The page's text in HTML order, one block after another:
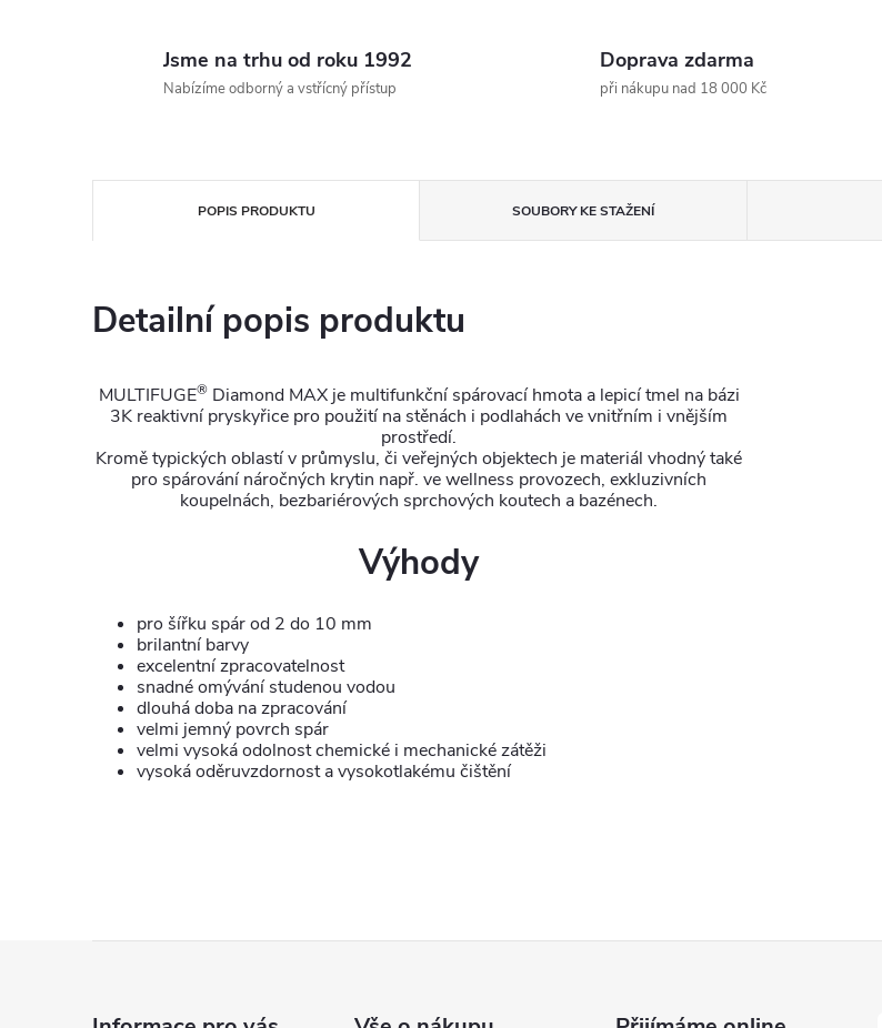
Jsme na trhu od roku 1992
Nabízíme odborný a vstřícný přístup
Doprava zdarma
při nákupu nad 18 000 Kč
POPIS PRODUKTU SOUBORY KE STAŽENÍ
Detailní popis produktu
MULTIFUGE® Diamond MAX je multifunkční spárovací hmota a lepicí tmel na bázi
3K reaktivní pryskyřice pro použití na stěnách i podlahách ve vnitřním i vnějším
prostředí.
Kromě typických oblastí v průmyslu, či veřejných objektech je materiál vhodný také
pro spárování náročných krytin např. ve wellness provozech, exkluzivních
koupelnách, bezbariérových sprchových koutech a bazénech.
Výhody
pro šířku spár od 2 do 10 mm
brilantní barvy
excelentní zpracovatelnost
snadné omývání studenou vodou
dlouhá doba na zpracování
velmi jemný povrch spár
velmi vysoká odolnost chemické i mechanické zátěži
vysoká oděruvzdornost a vysokotlakému čištění